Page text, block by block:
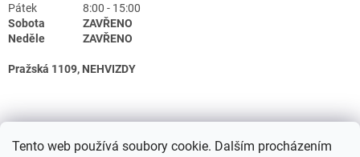
Tento web používá soubory cookie. Dalším procházením
Pátek
8:00 - 15:00
Sobota
ZAVŘENO
Neděle
ZAVŘENO
Pražská 1109, NEHVIZDY